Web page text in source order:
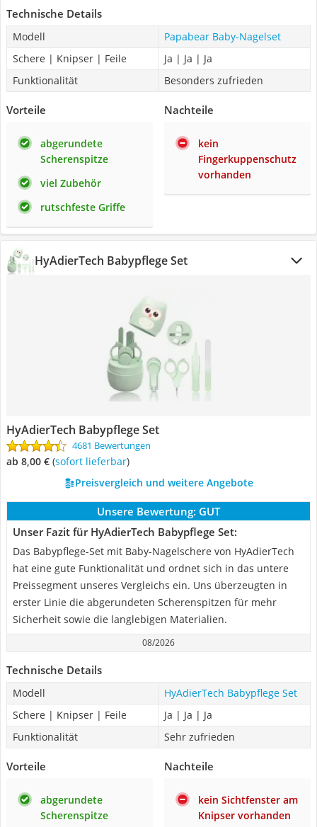
Technische Details
Modell
Papabear Baby-Nagelset
Schere | Knipser | Feile
Ja | Ja | Ja
Funktionalität
Besonders zufrieden
Vorteile
abgerundete
Scherenspitze
viel Zubehör
rutschfeste Griffe
Nachteile
kein
Fingerkuppenschutz
vorhanden
HyAdierTech Babypflege Set
HyAdierTech Babypflege Set
4681 Bewertungen
ab 8,00 € ( Sofort lieferbar)
Preisvergleich und weitere Angebote
Unsere Bewertung: GUT
Unser Fazit für HyAdierTech Babypflege Set:
Das Babypflege-Set mit Baby-Nagelschere von HyAdierTech
hat eine gute Funktionalität und ordnet sich in das untere
Preissegment unseres Vergleichs ein. Uns überzeugten in
erster Linie die abgerundeten Scherenspitzen für mehr
Sicherheit sowie die langlebigen Materialien.
08/2026
Technische Details
Modell
HyAdierTech Babypflege Set
Schere | Knipser | Feile
Ja | Ja | Ja
Funktionalität
Sehr zufrieden
Vorteile
abgerundete
Scherenspitze
Nachteile
kein Sichtfenster am
Knipser vorhanden